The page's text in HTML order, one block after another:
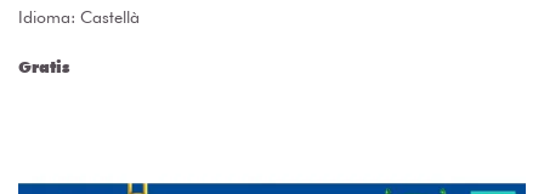
Idioma: Castellà
Gratis